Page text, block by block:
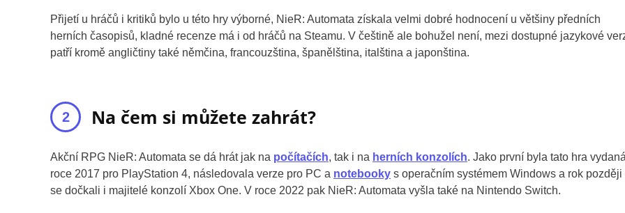
Přijetí u hráčů i kritiků bylo u této hry výborné, NieR: Automata získala velmi dobré hodnocení u většiny předních
herních časopisů, kladné recenze má i od hráčů na Steamu. V češtině ale bohužel není, mezi dostupné jazykové
patří kromě angličtiny také němčina, francouzština, španělština, italština a japonština.
Na čem si můžete zahrát?
Akční RPG NieR: Automata se dá hrát jak na počítačích, tak i na herních konzolích. Jako první byla tato hra
roce 2017 pro PlayStation 4, následovala verze pro PC a notebooky s operačním systémem Windows a rok později
se dočkali i majitelé konzolí Xbox One. V roce 2022 pak NieR: Automata vyšla také na Nintendo Switch.